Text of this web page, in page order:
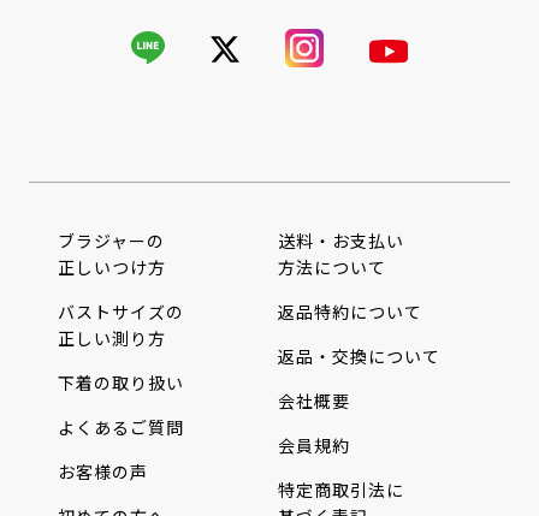
ブラジャーの
正しいつけ方
バストサイズの
正しい測り方
下着の取り扱い
よくあるご質問
お客様の声
送料・お支払い
方法について
返品特約について
返品・交換について
会社概要
会員規約
特定商取引法に